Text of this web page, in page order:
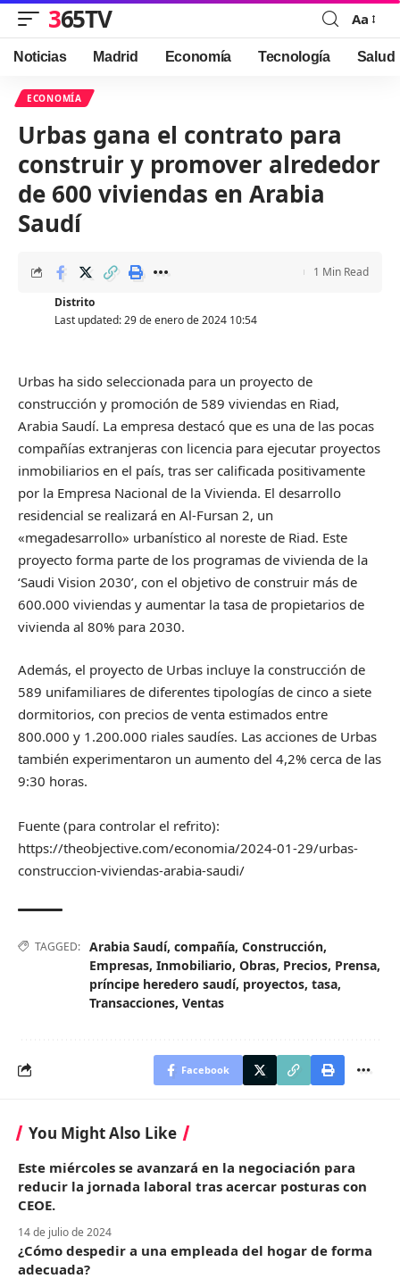
365TV
Font
Resizer
Aa
Noticias Madrid Economía Tecnología Salud
ECONOMÍA
Urbas gana el contrato para
construir y promover alrededor
de 600 viviendas en Arabia
Saudí
Last updated: 29 de enero de 2024 10:54
Distrito
1 Min Read
Urbas ha sido seleccionada para un proyecto de
construcción y promoción de 589 viviendas en Riad,
Arabia Saudí. La empresa destacó que es una de las pocas
compañías extranjeras con licencia para ejecutar proyectos
inmobiliarios en el país, tras ser calificada positivamente
por la Empresa Nacional de la Vivienda. El desarrollo
residencial se realizará en Al-Fursan 2, un
«megadesarrollo» urbanístico al noreste de Riad. Este
proyecto forma parte de los programas de vivienda de la
‘Saudi Vision 2030’, con el objetivo de construir más de
600.000 viviendas y aumentar la tasa de propietarios de
vivienda al 80% para 2030.
Además, el proyecto de Urbas incluye la construcción de
589 unifamiliares de diferentes tipologías de cinco a siete
dormitorios, con precios de venta estimados entre
800.000 y 1.200.000 riales saudíes. Las acciones de Urbas
también experimentaron un aumento del 4,2% cerca de las
9:30 horas.
Fuente (para controlar el refrito):
https://theobjective.com/economia/2024-01-29/urbas-
construccion-viviendas-arabia-saudi/
TAGGED: Arabia Saudí, compañía, Construcción,
Empresas, Inmobiliario, Obras, Precios, Prensa,
príncipe heredero saudí, proyectos, tasa,
Transacciones, Ventas
Facebook
You Might Also Like
Este miércoles se avanzará en la negociación para
reducir la jornada laboral tras acercar posturas con
CEOE.
14 de julio de 2024
¿Cómo despedir a una empleada del hogar de forma
adecuada?